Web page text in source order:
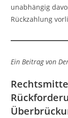
unabhängig
Rückzahlung
Ein Beitrag von